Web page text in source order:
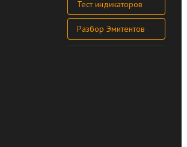
Тест индикаторов
Разбор Эмитентов